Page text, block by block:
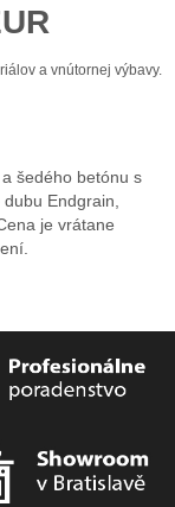
a vnútornej výbavy.
šedého betónu s
Endgrain,
je vrátane